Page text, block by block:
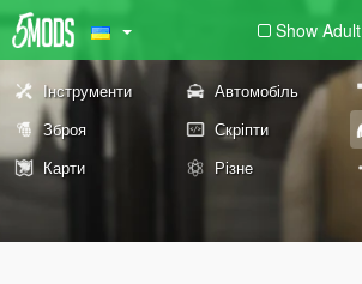
Show Adult
Інструменти Автомобіль
Зброя
Скріпти
Карти
Різне